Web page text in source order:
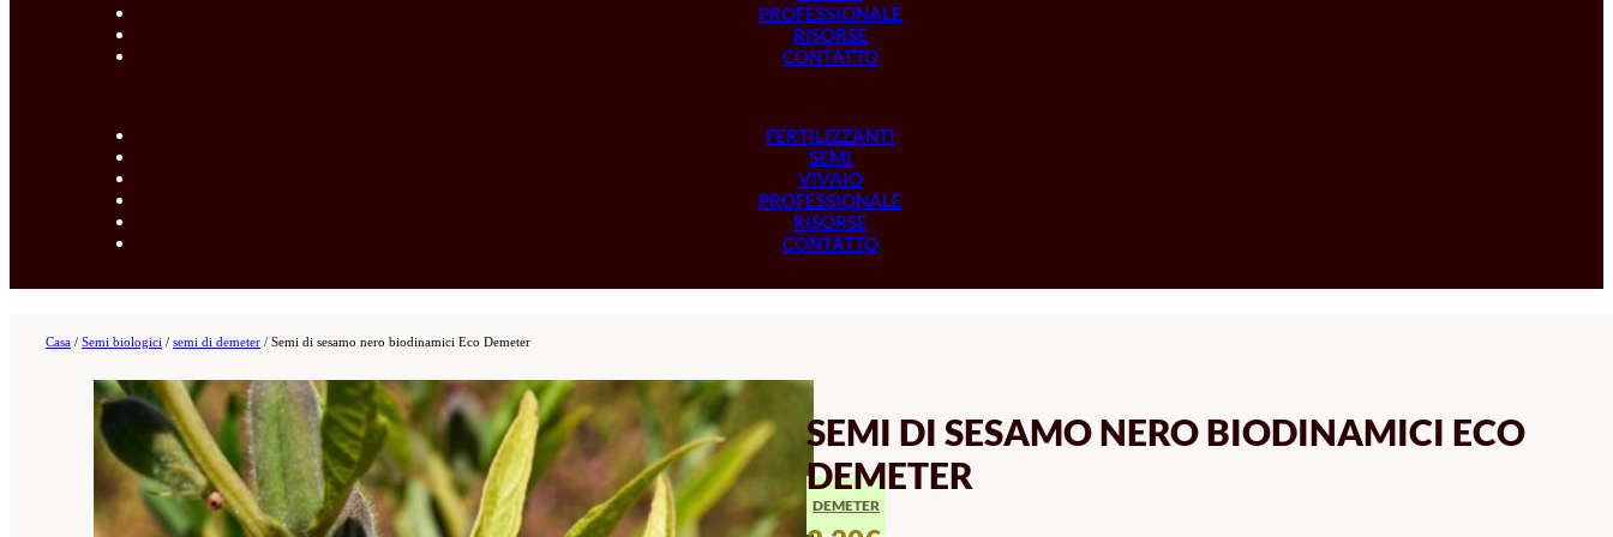
PROFESSIONALE
RISORSE
CONTATTO
FERTILIZZANTI
SEMI
VIVAIO
PROFESSIONALE
RISORSE
CONTATTO
Casa / Semi biologici / semi di demeter / Semi di sesamo nero biodinamici Eco Demeter
SEMI DI SESAMO NERO BIODINAMICI ECO
DEMETER
DEMETER